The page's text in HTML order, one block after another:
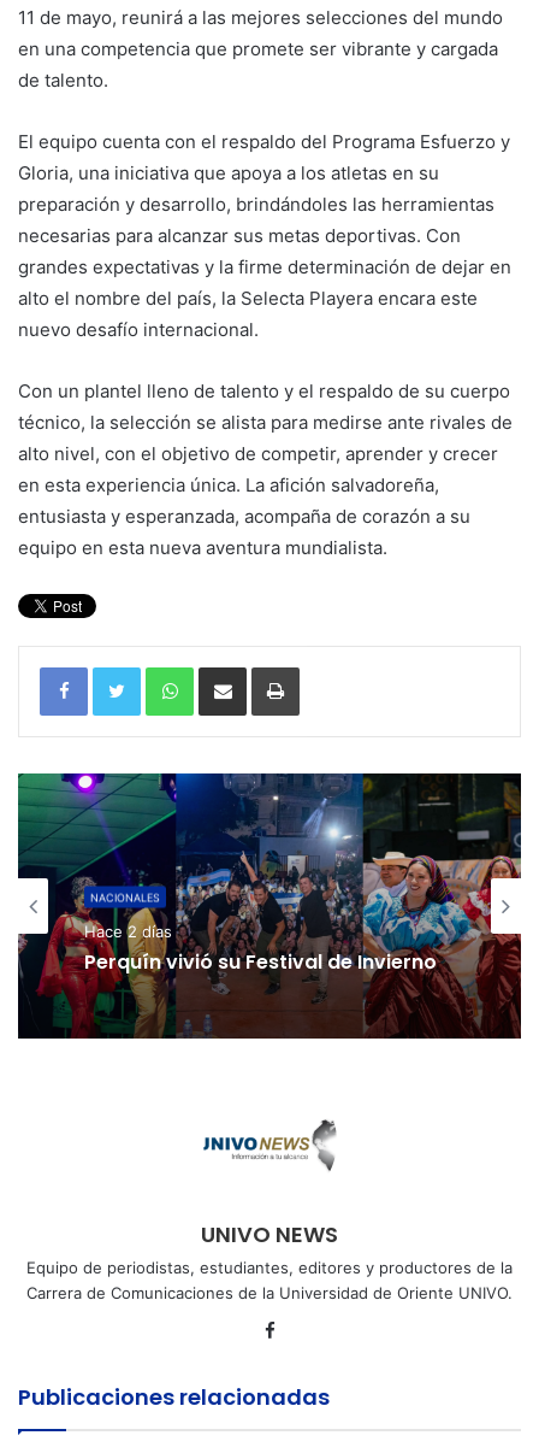
11 de mayo, reunirá a las mejores selecciones del mundo
en una competencia que promete ser vibrante y cargada
de talento.
El equipo cuenta con el respaldo del Programa Esfuerzo y
Gloria, una iniciativa que apoya a los atletas en su
preparación y desarrollo, brindándoles las herramientas
necesarias para alcanzar sus metas deportivas. Con
grandes expectativas y la firme determinación de dejar en
alto el nombre del país, la Selecta Playera encara este
nuevo desafío internacional.
Con un plantel lleno de talento y el respaldo de su cuerpo
técnico, la selección se alista para medirse ante rivales de
alto nivel, con el objetivo de competir, aprender y crecer
en esta experiencia única. La afición salvadoreña,
entusiasta y esperanzada, acompaña de corazón a su
equipo en esta nueva aventura mundialista.
WhatsAppCompartir por correo electrónicoImprimir
NACIONALES
Hace 2 días
Perquín vivió su Festival de Invierno
UNIVO NEWS
Equipo de periodistas, estudiantes, editores y productores de la
Carrera de Comunicaciones de la Universidad de Oriente UNIVO.
Facebook
Publicaciones relacionadas